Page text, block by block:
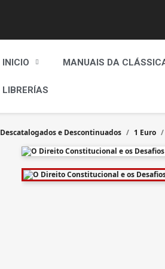
INICIO MANUAIS DA
LIBRERÍAS
Descatalogados e Descontinuados 1 Euro